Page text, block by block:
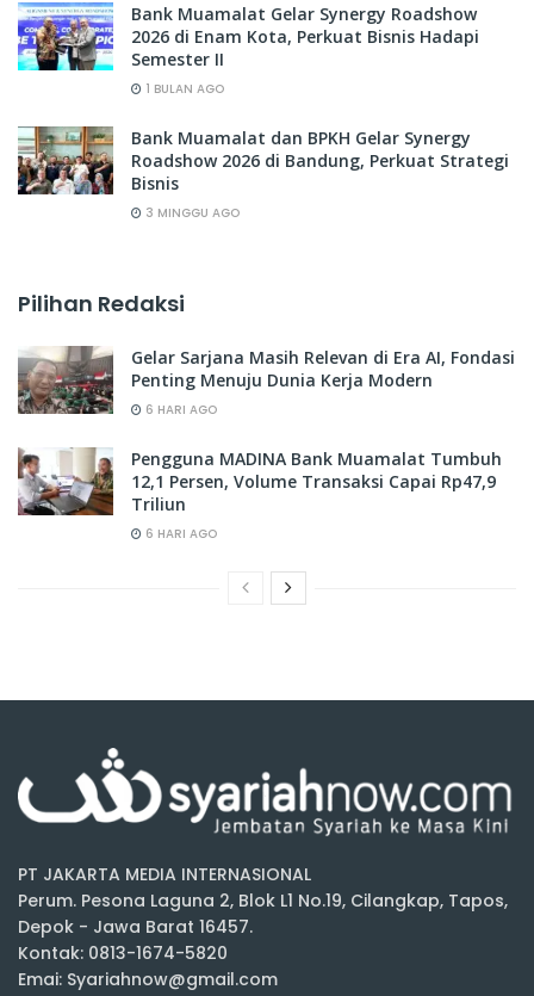
Bank Muamalat Gelar Synergy Roadshow
2026 di Enam Kota, Perkuat Bisnis Hadapi
Semester II
1 BULAN AGO
Bank Muamalat dan BPKH Gelar Synergy
Roadshow 2026 di Bandung, Perkuat Strategi
Bisnis
3 MINGGU AGO
Pilihan Redaksi
Gelar Sarjana Masih Relevan di Era AI, Fondasi
Penting Menuju Dunia Kerja Modern
6 HARI AGO
Pengguna MADINA Bank Muamalat Tumbuh
12,1 Persen, Volume Transaksi Capai Rp47,9
Triliun
6 HARI AGO
PT JAKARTA MEDIA INTERNASIONAL
Perum. Pesona Laguna 2, Blok L1 No.19, Cilangkap, Tapos,
Depok - Jawa Barat 16457.
Kontak: 0813-1674-5820
Emai: Syariahnow@gmail.com